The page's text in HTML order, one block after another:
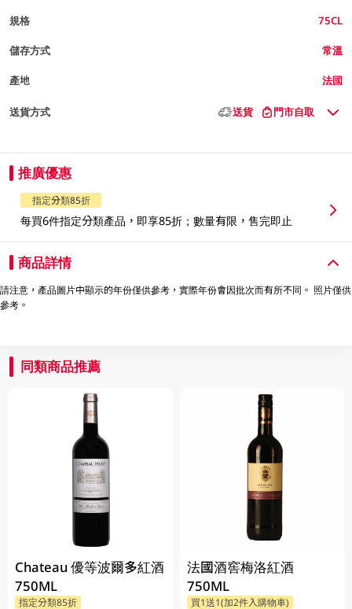
規格 75CL
儲存方式 常溫
產地 法國
送貨方式 送貨 門市自取
推廣優惠
指定分類85折
每買6件指定分類產品，即享85折；數量有限，售完即止
商品詳情
請注意，產品圖片中顯示的年份僅供參考，實際年份會因批次而有所不同。 照片僅供
參考。
同類商品推薦
Chateau 優等波爾多紅酒
750ML
指定分類85折
法國酒窖梅洛紅酒
750ML
買1送1(加2件入購物車)